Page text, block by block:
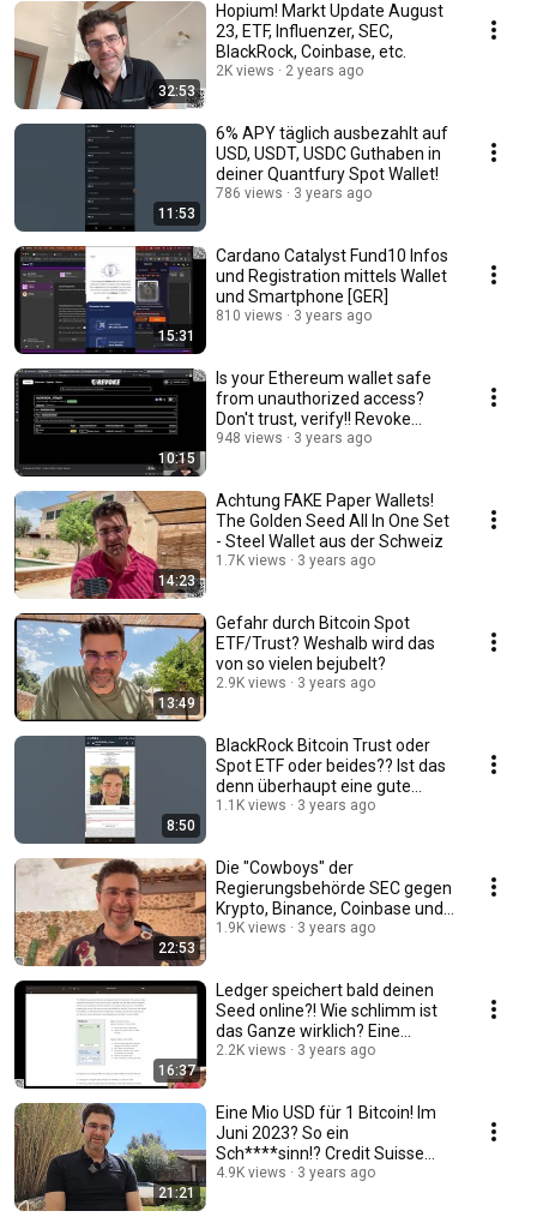
32:53
Hopium! Markt Update August
23, ETF, Influenzer, SEC,
BlackRock, Coinbase, etc.
2K views 2 years ago
11:53
6% APY täglich ausbezahlt auf
USD, USDT, USDC Guthaben in
deiner Quantfury Spot Wallet!
786 views 3 years ago
15:31
Cardano Catalyst Fund10 Infos
und Registration mittels Wallet
und Smartphone [GER]
810 views 3 years ago
10:15
Is your Ethereum wallet safe
from unauthorized access?
Don't trust, verify!! Revoke
SmartContract!
948 views 3 years ago
14:23
Achtung FAKE Paper Wallets!
The Golden Seed All In One Set
- Steel Wallet aus der Schweiz
1.7K views 3 years ago
13:49
Gefahr durch Bitcoin Spot
ETF/Trust? Weshalb wird das
von so vielen bejubelt?
2.9K views 3 years ago
8:50
BlackRock Bitcoin Trust oder
Spot ETF oder beides?? Ist das
denn überhaupt eine gute
Sache?
1.1K views 3 years ago
22:53
Die "Cowboys" der
Regierungsbehörde SEC gegen
Krypto, Binance, Coinbase und?
Ist das schlimm?
1.9K views 3 years ago
16:37
Ledger speichert bald deinen
Seed online?! Wie schlimm ist
das Ganze wirklich? Eine
neutrale Sicht.
2.2K views 3 years ago
21:21
Eine Mio USD für 1 Bitcoin! Im
Juni 2023? So ein
Sch****sinn!? Credit Suisse
und UBS? Wer bezahlt?
4.9K views 3 years ago